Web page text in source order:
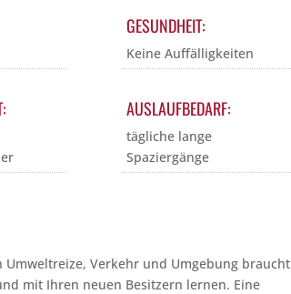
GESUNDHEIT:
Keine Auffälligkeiten
AUSLAUFBEDARF:
tägliche lange
Spaziergänge
Verkehr und Umgebung braucht
mit Ihren neuen Besitzern lernen. Eine